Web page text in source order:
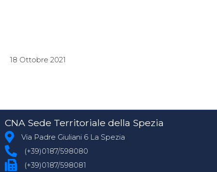
18 Ottobre 2021
CNA Sede Territoriale della Spezia
Via Padre Giuliani 6 La Spezia
(+39)0187/598080
(+39)0187/598081